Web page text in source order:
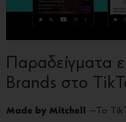
Παραδείγματα
Brands στο
Made by Mitchell —To